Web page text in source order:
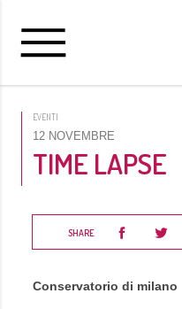
EVENTI
12 NOVEMBRE
TIME LAPSE
SHARE
Conservatorio di milano